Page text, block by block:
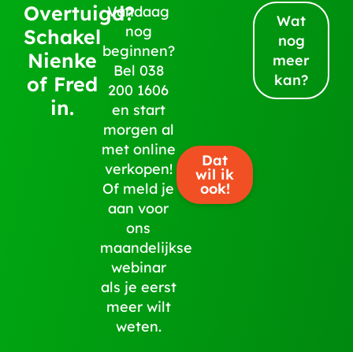
Overtuigd?
Schakel
Nienke
of Fred
in.
Vandaag
nog
beginnen?
Bel 038
200 1606
en start
morgen al
met online
verkopen!
Of meld je
aan voor
ons
maandelijkse
webinar
als je eerst
meer wilt
weten.
Dat
wil ik
ook!
Wat
nog
meer
kan?